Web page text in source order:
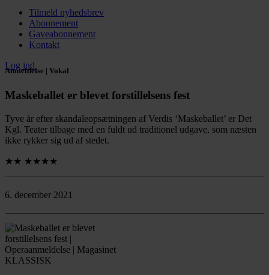
Tilmeld nyhedsbrev
Abonnement
Gaveabonnement
Kontakt
Log ind
Anmeldelse | Vokal
Maskeballet er blevet forstillelsens fest
Tyve år efter skandaleopsætningen af Verdis ‘Maskeballet’ er Det
Kgl. Teater tilbage med en fuldt ud traditionel udgave, som næsten
ikke rykker sig ud af stedet.
★★ ★★★★
6. december 2021